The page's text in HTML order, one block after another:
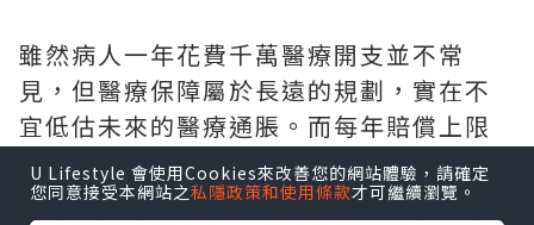
雖然病人一年花費千萬醫療開支並不常
見，但醫療保障屬於長遠的規劃，實在不
宜低估未來的醫療通脹。而每年賠償上限
高的產品，更能抵禦醫療通脹。為何醫保
產品具備抗醫療通脹特性如此重要？因為
U Lifestyle 會使用Cookies來改善您的網站體驗，請確定
您同意接受本網站之私隱政策和使用條款才可繼續瀏覽。